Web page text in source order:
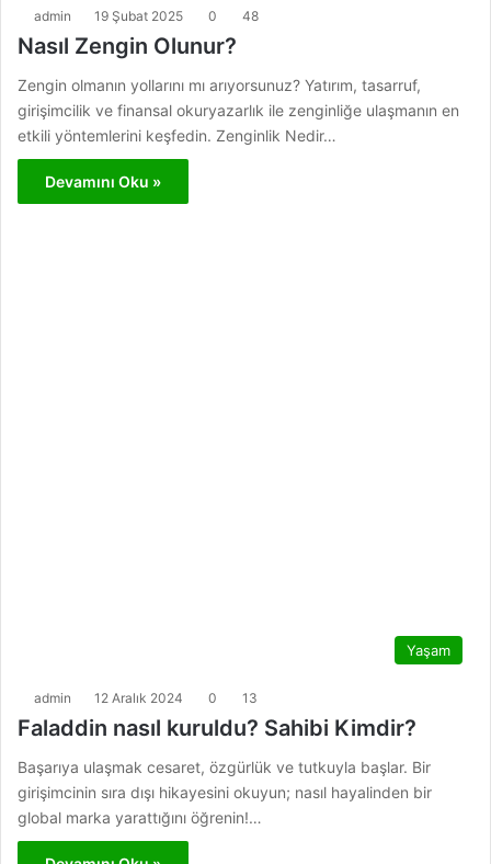
admin 19 Şubat 2025 0 48
Nasıl Zengin Olunur?
Zengin olmanın yollarını mı arıyorsunuz? Yatırım, tasarruf,
girişimcilik ve finansal okuryazarlık ile zenginliğe ulaşmanın en
etkili yöntemlerini keşfedin. Zenginlik Nedir…
Devamını Oku »
Yaşam
admin 12 Aralık 2024 0 13
Faladdin nasıl kuruldu? Sahibi Kimdir?
Başarıya ulaşmak cesaret, özgürlük ve tutkuyla başlar. Bir
girişimcinin sıra dışı hikayesini okuyun; nasıl hayalinden bir
global marka yarattığını öğrenin!…